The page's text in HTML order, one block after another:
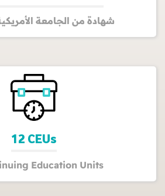
شهادة من الجامعة
12 CEUs
Education Units